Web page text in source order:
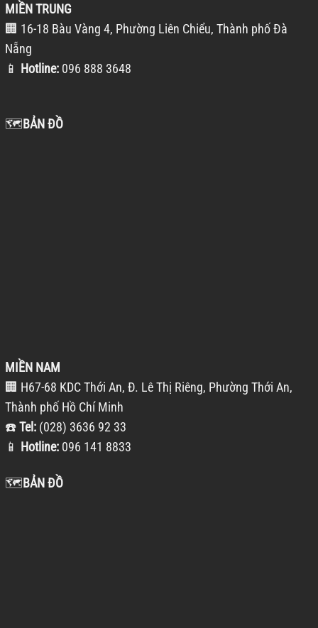
MIỀN TRUNG
🏢 16-18 Bàu Vàng 4, Phường Liên Chiểu, Thành phố Đà
Nẵng
📱 Hotline: 096 888 3648
🗺️BẢN ĐỒ
MIỀN NAM
🏢 H67-68 KDC Thới An, Đ. Lê Thị Riêng, Phường Thới An,
Thành phố Hồ Chí Minh
☎️Tel: (028) 3636 92 33
📱 Hotline: 096 141 8833
🗺️BẢN ĐỒ